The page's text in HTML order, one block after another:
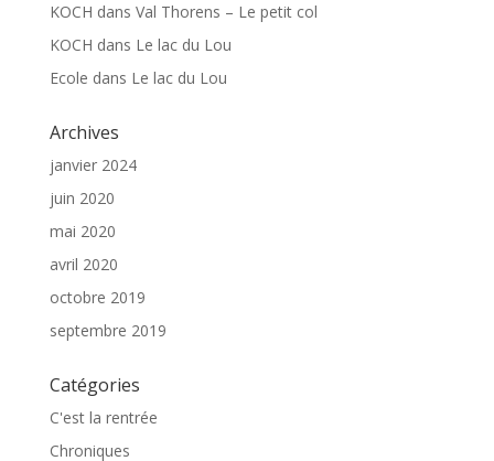
KOCH dans Val Thorens – Le petit col
KOCH dans Le lac du Lou
Ecole dans Le lac du Lou
Archives
janvier 2024
juin 2020
mai 2020
avril 2020
octobre 2019
septembre 2019
Catégories
C'est la rentrée
Chroniques